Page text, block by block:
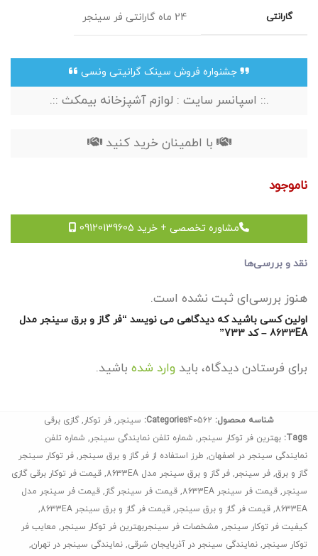
گارانتی 24 ماه گارانتی فر سینجر
جشنواره فروش سینک گرانیتی ونسی
.:: اسپانسر سایت : لوازم آشپزخانه بیمکث ::.
با اطمینان خرید کنید
ناموجود
مشاوره تخصصی + خرید 09120139605
نقد و بررسی‌ها
هنوز بررسی‌ای ثبت نشده است.
اولین کسی باشید که دیدگاهی می نویسد “فر گاز و برق سینجر مدل
8633EA – کد 733”
برای فرستادن دیدگاه، باید وارد شده باشید.
شناسه محصول: 40562
Categories: سینجر, فر توکار, گازی برقی
Tags: بهترین فر توکار سینجر, شماره تلفن نمایندگی سینجر, شماره تلفن
نمایندگی سینجر در اصفهان, طرز استفاده از فر گاز و برق سینجر, فر توکار سینجر
گاز و برق, فر سینجر, فر گاز و برق سینجر مدل 8633EA , قیمت فر توکار برقی گازی
سینجر, قیمت فر سینجر 8633EA , قیمت فر سینجر گاز, قیمت فر سینجر مدل
8633EA
, قیمت فر گاز و برق سینجر, قیمت فر گاز و برق سینجر 8633EA
,
کیفیت فر توکار سینجر, مشخصات فر سینجربهترین فر توکار سینجر, معایب فر
توکار سینجر, نمایندگی سینجر در آذربایجان شرقی, نمایندگی سینجر در تهران,